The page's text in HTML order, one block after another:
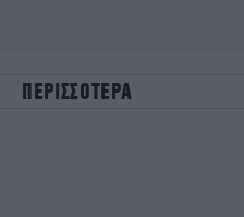
ΠΕΡΙΣΣΟΤΕΡΑ